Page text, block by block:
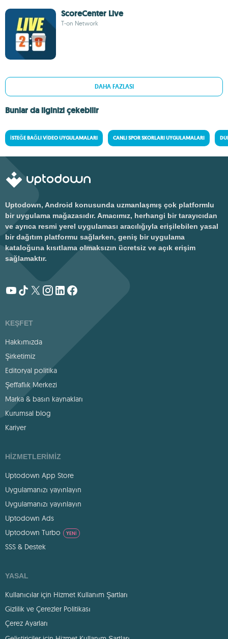
ScoreCenter Live
T-on Network
DAHA FAZLASI
Bunlar da ilginizi çekebilir
İSTEĞE BAĞLI VIDEO UYGULAMALARI CANLI SPOR SKORLARI UYGULAMALARI
Uptodown, Android konusunda uzmanlaşmış çok platformlu
bir uygulama mağazasıdır. Amacımız, herhangi bir tarayıcıdan
ve ayrıca resmi yerel uygulaması aracılığıyla erişilebilen yasal
bir dağıtım platformu sağlarken, geniş bir uygulama
kataloğuna kısıtlama olmaksızın ücretsiz ve açık erişim
sağlamaktır.
KEŞFET
Hakkımızda
Şirketimiz
Editoryal politika
Şeffaflık Merkezi
Marka & basın kaynakları
Kurumsal blog
Kariyer
HIZMETLERIMIZ
Uptodown App Store
Uygulamanızı yayınlayın
Uygulamanızı yayınlayın
Uptodown Ads
Uptodown Turbo
YENI
SSS & Destek
YASAL
Kullanıcılar için Hizmet Kullanım Şartları
Gizlilik ve Çerezler Politikası
Çerez Ayarları